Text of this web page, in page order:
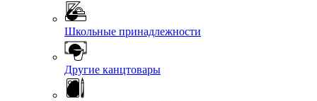
Школьные принадлежности
Другие канцтовары